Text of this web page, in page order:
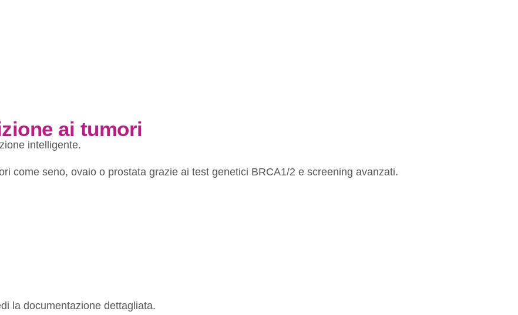
ai tumori
intelligente.
come seno, ovaio o prostata grazie ai test genetici BRCA1/2 e screening avanzati.
la documentazione dettagliata.